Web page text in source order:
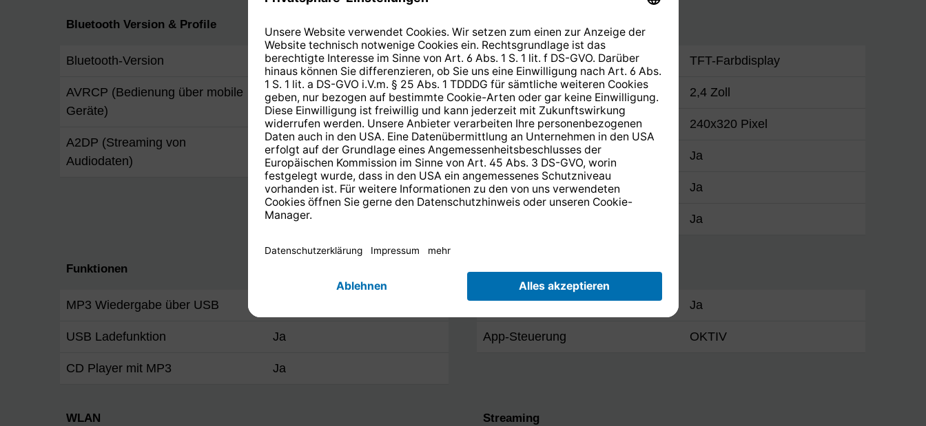
Bluetooth Version & Profile
Bluetooth-Version 4,2
AVRCP (Bedienung über mobile
Geräte)
ja
A2DP (Streaming von
Audiodaten)
ja
Typ TFT-Farbdisplay
Größe 2,4 Zoll
Auflösung (Linien x Zeilen) 240x320 Pixel
Dimmbar Ja
Slide-Show / catSLS Ja
Ja
Funktionen
MP3 Wiedergabe über USB
USB Ladefunktion Ja
CD Player mit MP3 Ja
Netzwerk & Kommunikation
Bluetooth Ja
App-Steuerung OKTIV
WLAN Streaming